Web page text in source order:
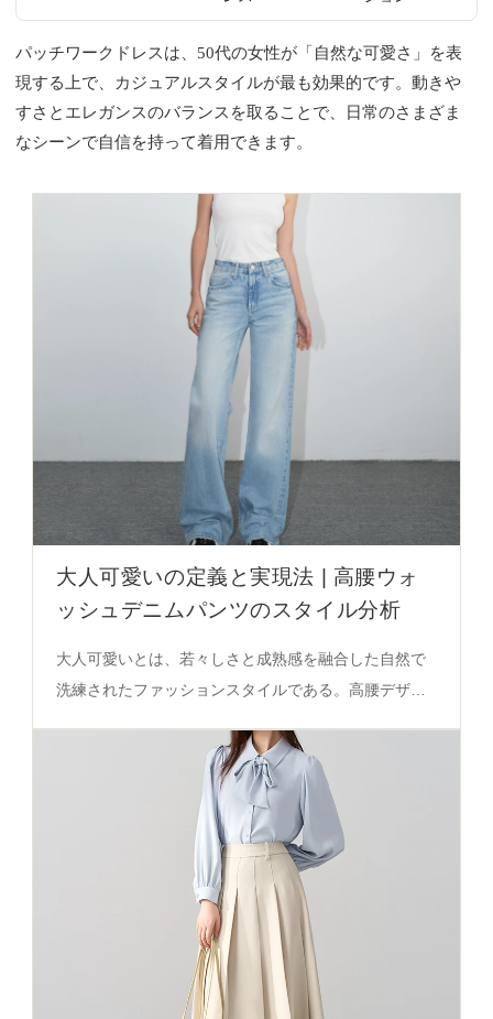
パッチワークドレスは、50代の女性が「自然な可愛さ」を表
現する上で、カジュアルスタイルが最も効果的です。動きや
すさとエレガンスのバランスを取ることで、日常のさまざま
なシーンで自信を持って着用できます。
大人可愛いの定義と実現法 | 高腰ウォ
ッシュデニムパンツのスタイル分析
大人可愛いとは、若々しさと成熟感を融合した自然で
洗練されたファッションスタイルである。高腰デザイ
スと視覚的美しさを実現する重要な要素となる。